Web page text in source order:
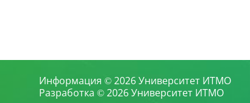
Информация © 2026 Университет ИТМО
Разработка © 2026 Университет ИТМО